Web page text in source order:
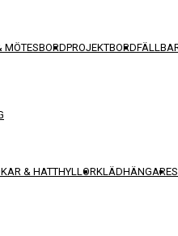
MÖTESBORDPROJEKTBORD
& HATTHYLLORKLÄDHÄNGARE